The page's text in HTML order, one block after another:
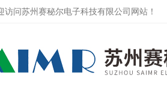
访问苏州赛秘尔电子科技有限公司网站！